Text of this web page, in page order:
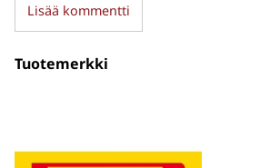
Lisää kommentti
Tuotemerkki